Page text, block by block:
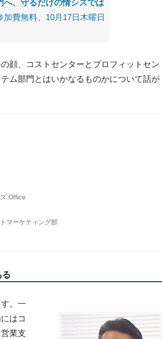
へ、守るだけの情シスでは
費無料、10月17日木曜日
顔、コストセンターとプロフィットセン
ム部門とはいかなるものかについて話が
Office
マーケティング部
。一
はコ
業支